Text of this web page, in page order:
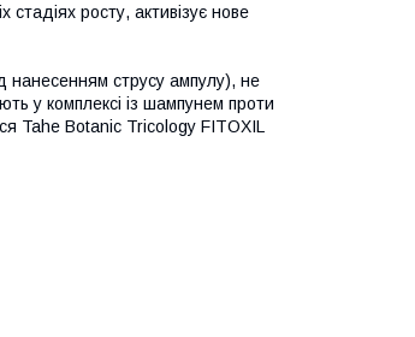
стадіях росту, активізує нове
нанесенням струсу ампулу), не
у комплексі із шампунем проти
Tahe Botanic Tricology FITOXIL